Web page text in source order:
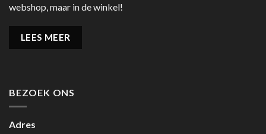
webshop, maar in de winkel!
LEES MEER
BEZOEK ONS
Adres